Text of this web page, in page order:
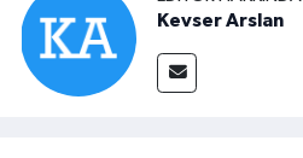
Kevser Arslan